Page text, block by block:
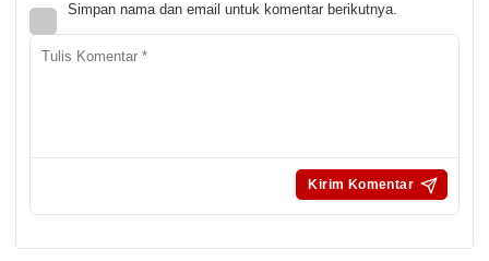
Simpan nama dan email untuk komentar berikutnya.